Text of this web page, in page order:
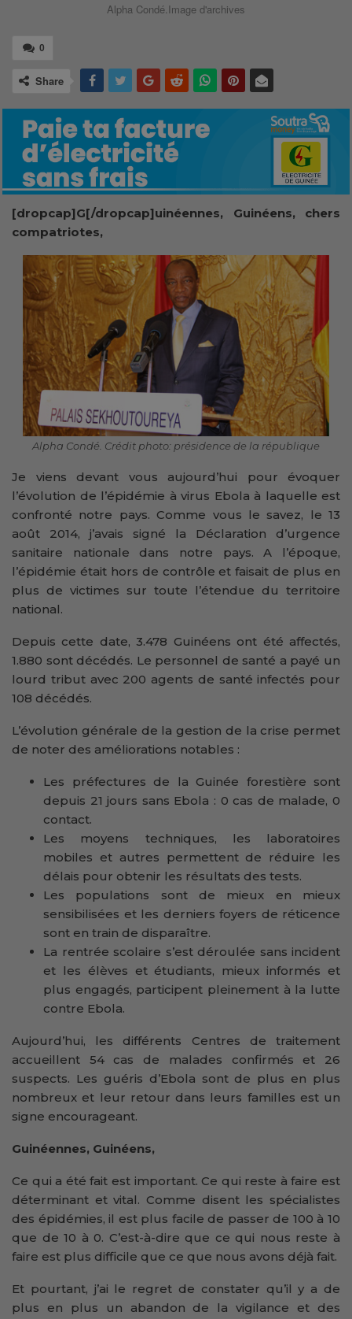
Alpha Condé.Image d'archives
0
Share
[dropcap]G[/dropcap]uinéennes, Guinéens, chers
compatriotes,
Alpha Condé. Crédit photo: présidence de la république
Je viens devant vous aujourd’hui pour évoquer
l’évolution de l’épidémie à virus Ebola à laquelle est
confronté notre pays. Comme vous le savez, le 13
août 2014, j’avais signé la Déclaration d’urgence
sanitaire nationale dans notre pays. A l’époque,
l’épidémie était hors de contrôle et faisait de plus en
plus de victimes sur toute l’étendue du territoire
national.
Depuis cette date, 3.478 Guinéens ont été affectés,
1.880 sont décédés. Le personnel de santé a payé un
lourd tribut avec 200 agents de santé infectés pour
108 décédés.
L’évolution générale de la gestion de la crise permet
de noter des améliorations notables :
Les préfectures de la Guinée forestière sont
depuis 21 jours sans Ebola : 0 cas de malade, 0
contact.
Les moyens techniques, les laboratoires
mobiles et autres permettent de réduire les
délais pour obtenir les résultats des tests.
Les populations sont de mieux en mieux
sensibilisées et les derniers foyers de réticence
sont en train de disparaître.
La rentrée scolaire s’est déroulée sans incident
et les élèves et étudiants, mieux informés et
plus engagés, participent pleinement à la lutte
contre Ebola.
Aujourd’hui, les différents Centres de traitement
accueillent 54 cas de malades confirmés et 26
suspects. Les guéris d’Ebola sont de plus en plus
nombreux et leur retour dans leurs familles est un
signe encourageant.
Guinéennes, Guinéens,
Ce qui a été fait est important. Ce qui reste à faire est
déterminant et vital. Comme disent les spécialistes
des épidémies, il est plus facile de passer de 100 à 10
que de 10 à 0. C’est-à-dire que ce qui nous reste à
faire est plus difficile que ce que nous avons déjà fait.
Et pourtant, j’ai le regret de constater qu’il y a de
plus en plus un abandon de la vigilance et des